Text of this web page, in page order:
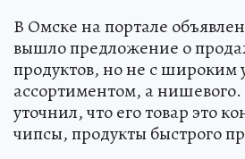
В Омске на портале
вышло предложение о
продуктов, но не с широким
ассортиментом, а
уточнил, что его товар это
чипсы, продукты быстрого